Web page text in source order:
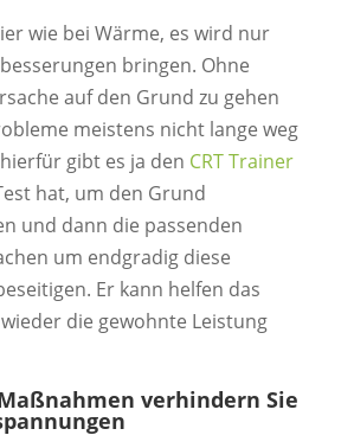
wie bei Wärme, es wird nur
bringen. Ohne
auf den Grund zu gehen
meistens nicht lange weg
gibt es ja den CRT Trainer
hat, um den Grund
und dann die passenden
um endgradig diese
Er kann helfen das
die gewohnte Leistung
verhindern Sie